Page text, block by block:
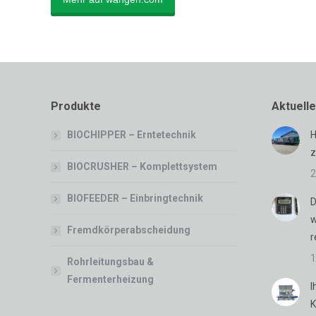
Produkte
BIOCHIPPER – Erntetechnik
BIOCRUSHER – Komplettsystem
BIOFEEDER – Einbringtechnik
Fremdkörperabscheidung
Rohrleitungsbau &
Fermenterheizung